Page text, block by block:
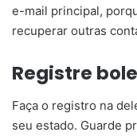
e-mail principal,
recuperar outras
Registre
Faça o registro na
seu estado. Guarde